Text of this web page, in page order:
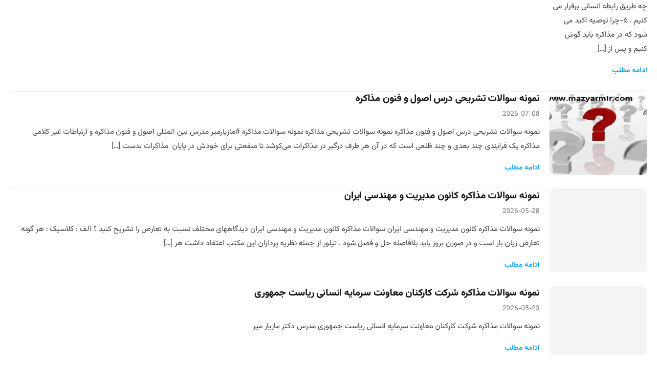
چه طریق رابطه انسانی برقرار می
کنیم . ۵-چرا توصیه اکید می
شود که در مذاکره باید گوش
کنیم و پس از […]
ادامه مطلب
نمونه سوالات تشریحی درس اصول و فنون مذاکره
2026-07-08
نمونه سوالات تشریحی درس اصول و فنون مذاکره نمونه سوالات تشریحی مذاکره نمونه سوالات مذاکره #مازیارمیر مدرس بین المللی اصول و فنون مذاکره و ارتباطات غیر کلامی
مذاکره یک فرایندی چند بعدی و چند ظلعی است که در آن هر طرف درگیر در مذاکرات می‌کوشد تا منفعتی برای خودش در پایان مذاکرات بدست […]
ادامه مطلب
نمونه سوالات مذاکره کانون مدیریت و مهندسی ایران
2026-05-28
نمونه سوالات مذاکره کانون مدیریت و مهندسی ایران سوالات مذاکره کانون مدیریت و مهندسی ایران دیدگاههای مختلف نسبت به تعارض را تشریح کنید ؟ الف : کلاسیک : هر گونه
تعارض زیان بار است و در صورن بروز باید بلافاصله حل و فصل شود . تیلور از جمله نظریه پردازان این مکتب اعتقاد داشت هر […]
ادامه مطلب
نمونه سوالات مذاکره شرکت کارکنان معاونت سرمایه انسانی ریاست جمهوری
2026-05-23
نمونه سوالات مذاکره شرکت کارکنان معاونت سرمایه انسانی ریاست جمهوری مدرس دکتر مازیار میر
ادامه مطلب